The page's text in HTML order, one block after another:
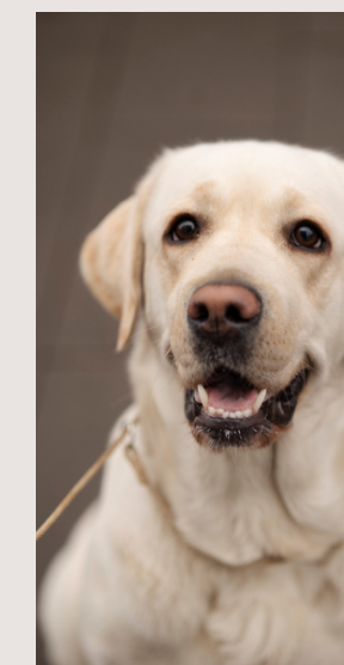
IRISLAV INTRIGUE — Эра
HD — B, ED — 0, суставы здоровы, без признаков
prcd PRA — N/N, свободна от прогрессирующей
HNPK — N/N, свободна от наследственного
EIC — N/N, свободна от коллапса, вызываемого